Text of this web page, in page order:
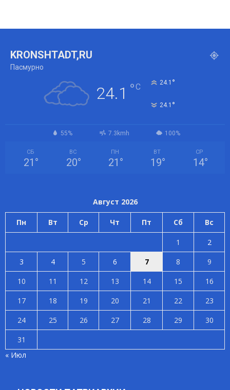
KRONSHTADT,RU
Пасмурно
24.1 °C 24.1 °
24.1 °
55% 7.3kmh 100%
СБ
21 °
ВС
20°
ПН
21 °
ВТ
19°
СР
14°
Август 2026
Пн Вт Ср Чт Пт Сб Вс
1
2
3
4 5 6 7 8
9
10
11 12 13 14 15
16
17
18 19 20 21 22
23
24
25 26 27 28 29
30
31
« Июл